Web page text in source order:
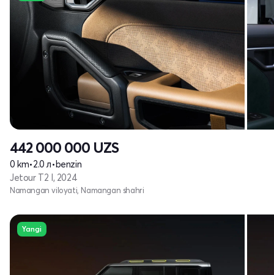
442 000 000 UZS
0 km•2.0 л•benzin
Jetour T2 I, 2024
Namangan viloyati, Namangan shahri
Yangi